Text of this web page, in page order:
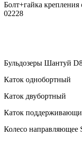
Болт+гайка крепления
02228
Бульдозеры Шантуй
Каток однобортный
Каток двубортный
Каток
Колесо направляющее